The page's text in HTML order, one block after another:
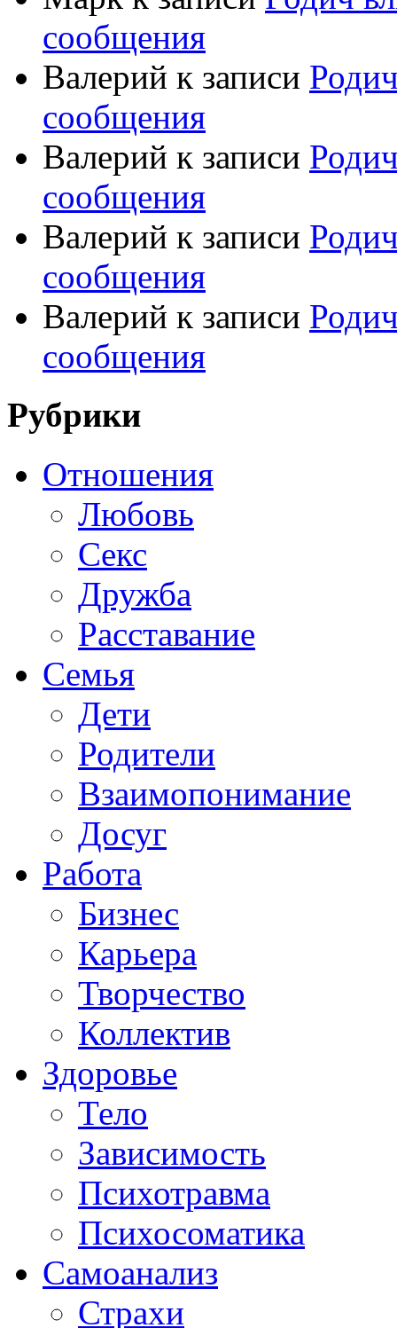
сообщения
Валерий к записи
сообщения
Валерий к записи
сообщения
Валерий к записи
сообщения
Валерий к записи
сообщения
Рубрики
Отношения
Любовь
Секс
Дружба
Расставание
Семья
Дети
Родители
Взаимопонимание
Досуг
Работа
Бизнес
Карьера
Творчество
Коллектив
Здоровье
Тело
Зависимость
Психотравма
Психосоматика
Самоанализ
Страхи